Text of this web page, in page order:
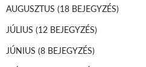
AUGUSZTUS (18 BEJEGYZÉS)
JÚLIUS (12 BEJEGYZÉS)
JÚNIUS (8 BEJEGYZÉS)